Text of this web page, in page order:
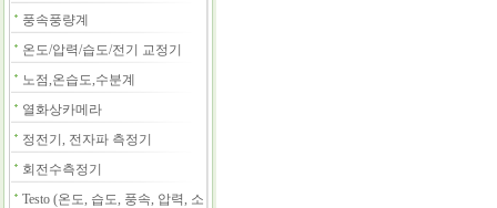
풍속풍량계
온도/압력/습도/전기 교정기
노점,온습도,수분계
열화상카메라
정전기, 전자파 측정기
회전수측정기
Testo (온도, 습도, 풍속, 압력, 소